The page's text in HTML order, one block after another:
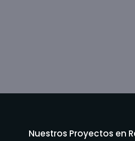
Nuestros Proyectos en